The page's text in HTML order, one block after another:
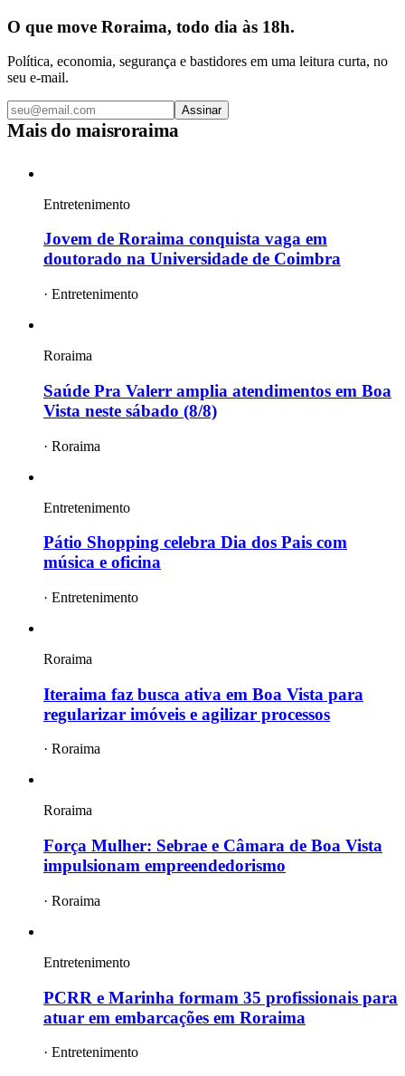
O que move Roraima, todo dia às 18h.
Política, economia, segurança e bastidores em uma leitura curta, no
seu e-mail.
Assinar
Mais do maisroraima
Entretenimento
Jovem de Roraima conquista vaga em
doutorado na Universidade de Coimbra
· Entretenimento
Roraima
Saúde Pra Valerr amplia atendimentos em Boa
Vista neste sábado (8/8)
· Roraima
Entretenimento
Pátio Shopping celebra Dia dos Pais com
música e oficina
· Entretenimento
Roraima
Iteraima faz busca ativa em Boa Vista para
regularizar imóveis e agilizar processos
· Roraima
Roraima
Força Mulher: Sebrae e Câmara de Boa Vista
impulsionam empreendedorismo
· Roraima
Entretenimento
PCRR e Marinha formam 35 profissionais para
atuar em embarcações em Roraima
· Entretenimento